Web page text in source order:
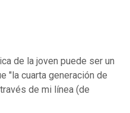
de la joven puede ser un
"la cuarta generación de
de mi línea (de